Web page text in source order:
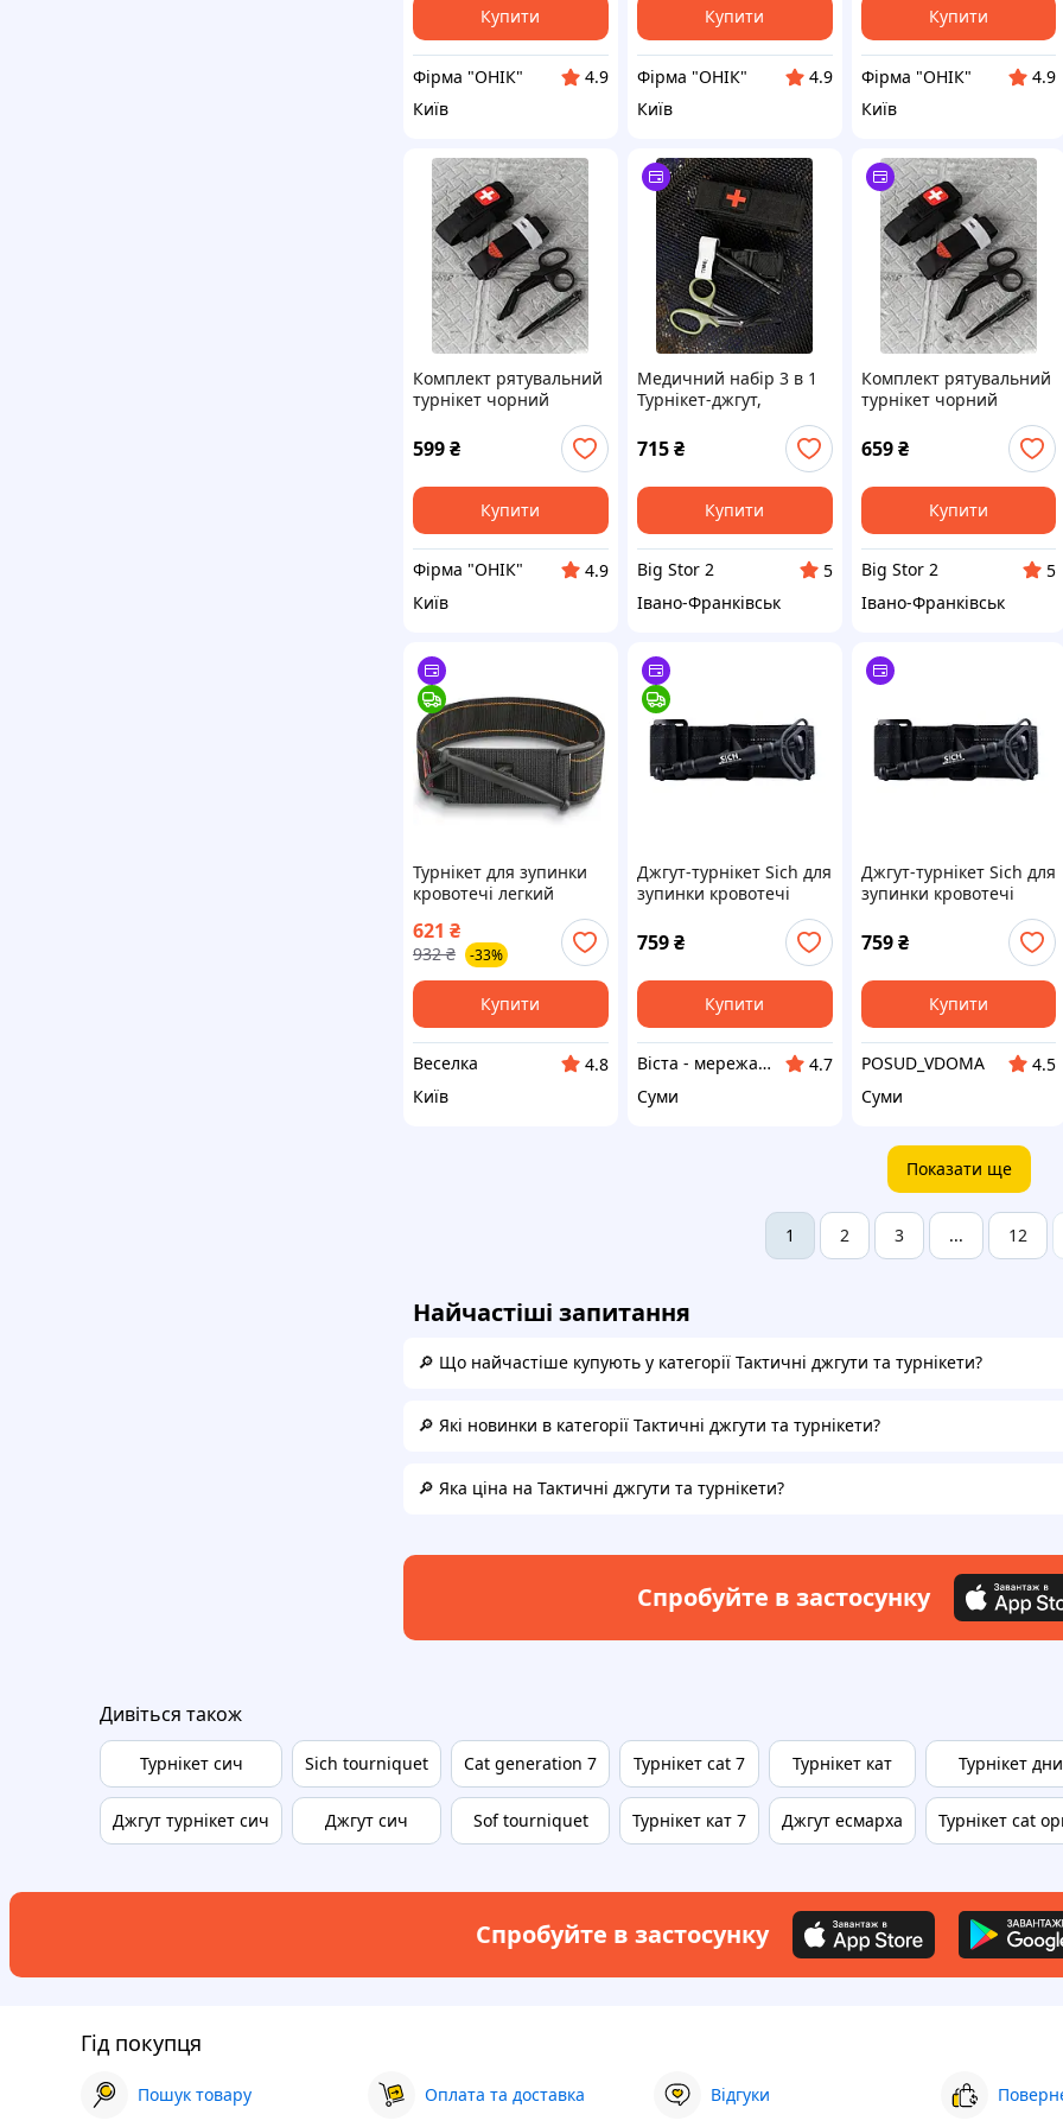
Купити
Фірма "ОНІК"
4.9
Київ
Купити
Фірма "ОНІК"
4.9
Київ
Купити
Фірма "ОНІК"
4.9
Київ
Комплект рятувальний
турнікет чорний
599₴
Купити
Фірма "ОНІК"
4.9
Київ
Медичний набір 3 в 1
Турнікет-джгут,
маленькі тактичні
медичні ножиці EMT
чорний ВТ5408
715₴
Купити
Big Stor 2
5
Івано-Франківськ
Комплект рятувальний
турнікет чорний
659 ₴
Купити
Big Stor 2
5
Івано-Франківськ
Турнікет для зупинки
кровотечі легкий
універсальний до 30 см
для рятувальників і
спортсменів FLAME
621 ₴
932 ₴ -33%
Купити
Веселка
4.8
Київ
Джгут-турнікет Sich для
зупинки кровотечі
759₴
Купити
Віста - мережа будівельно-господарчих маркетів
4.7
Суми
Джгут-турнікет Sich для
зупинки кровотечі
759 ₴
Купити
POSUD_VDOMA
4.5
Суми
Показати ще
1 2 3 ... 12
Найчастіші запитання
🔎 Що найчастіше купують у категорії Тактичні джгути та турнікети?
🔎 Які новинки в категорії Тактичні джгути та турнікети?
🔎 Яка ціна на Тактичні джгути та турнікети?
Спробуйте в застосунку
Дивіться також
Турнікет сич
Джгут турнікет сич
Sich tourniquet
Джгут сич
Cat generation 7
Sof tourniquet
Турнікет cat 7
Турнікет кат 7
Турнікет кат
Джгут есмарха
Турнікет
Турнікет cat
Спробуйте в застосунку
Гід покупця
Пошук товару Оплата та доставка Відгуки